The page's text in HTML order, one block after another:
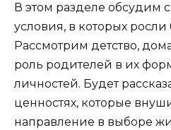
В этом разделе обсудим
условия, в которых
Рассмотрим детство,
роль родителей в их
личностей. Будет
ценностях, которые
направление в выборе